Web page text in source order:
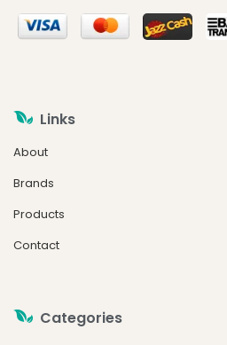
Links
About
Brands
Products
Contact
Categories